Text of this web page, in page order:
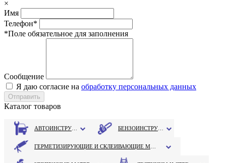
×
Имя
Телефон*
*Поле обязательное для заполнения
Сообщение
Я даю согласие на обработку персональных данных
Каталог товаров